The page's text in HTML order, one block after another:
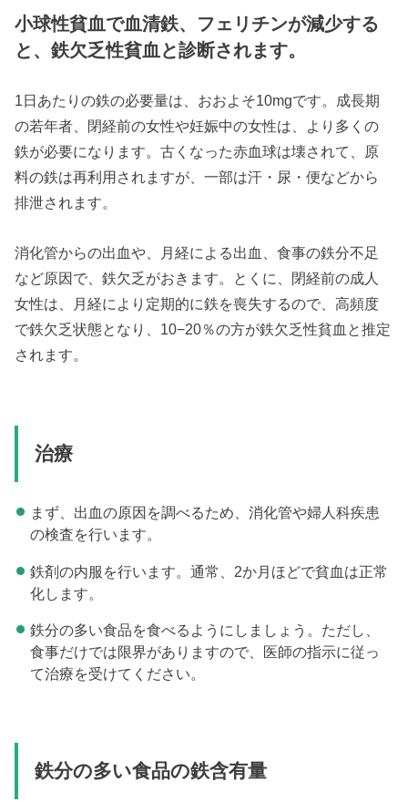
小球性貧血で血清鉄、フェリチンが減少する
と、鉄欠乏性貧血と診断されます。
1日あたりの鉄の必要量は、おおよそ10mgです。成長期
の若年者、閉経前の女性や妊娠中の女性は、より多くの
鉄が必要になります。古くなった赤血球は壊されて、原
料の鉄は再利用されますが、一部は汗・尿・便などから
排泄されます。
消化管からの出血や、月経による出血、食事の鉄分不足
など原因で、鉄欠乏がおきます。とくに、閉経前の成人
女性は、月経により定期的に鉄を喪失するので、高頻度
で鉄欠乏状態となり、10−20％の方が鉄欠乏性貧血と推定
されます。
治療
まず、出血の原因を調べるため、消化管や婦人科疾患
の検査を行います。
鉄剤の内服を行います。通常、2か月ほどで貧血は正常
化します。
鉄分の多い食品を食べるようにしましょう。ただし、
食事だけでは限界がありますので、医師の指示に従っ
て治療を受けてください。
鉄分の多い食品の鉄含有量